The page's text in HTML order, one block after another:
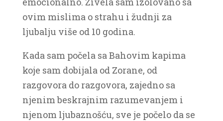
ovim mislima o strahu i žudnji za
ljubalju više od 10 godina.
Kada sam počela sa Bahovim kapima
koje sam dobijala od Zorane, od
razgovora do razgovora, zajedno sa
njenim beskrajnim razumevanjem i
njenom ljubaznošću, sve je počelo da se